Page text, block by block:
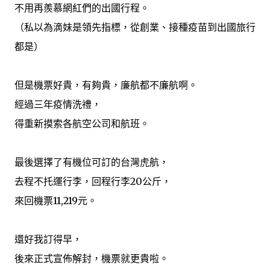
不用再羨慕網紅們的出國行程。
（私以為滴妹是領先指標，從創業、接種疫苗到出國旅行
都是）
但是機票好貴，有夠貴，廉航都不廉航啊。
經過三年疫情洗禮，
得重新摸索各航空公司和航班。
最後選擇了有機位可訂的台灣虎航，
去程不托運行李，回程行李20公斤，
來回機票11,219元。
還好我訂得早，
後來正式宣佈解封，機票就更貴啦。